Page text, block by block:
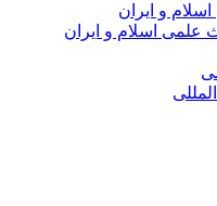
و ایران
علمی اسلام و ایران